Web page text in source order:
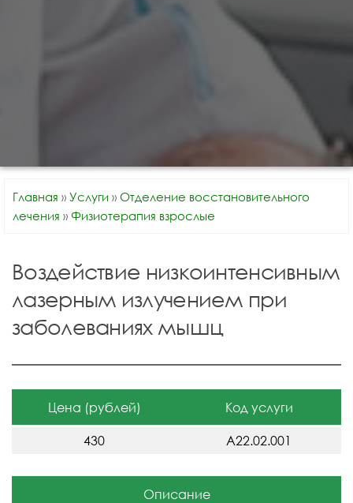
Главная » Услуги » Отделение восстановительного
лечения » Физиотерапия взрослые
Воздействие низкоинтенсивным
лазерным излучением при
заболеваниях мышц
Цена (рублей) Код услуги
430 A22.02.001
Описание